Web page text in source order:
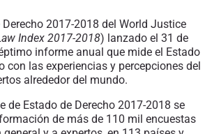
Derecho 2017-2018 del World Justice
Index 2017-2018) lanzado el 31 de
informe anual que mide el Estado
con las experiencias y percepciones del
alrededor del mundo.
de Estado de Derecho 2017-2018 se
de más de 110 mil encuestas